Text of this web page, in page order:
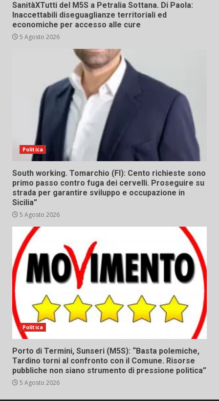
SanitàXTutti del M5S a Petralia Sottana. Di Paola:
Inaccettabili diseguaglianze territoriali ed
economiche per accesso alle cure
5 Agosto 2026
Politica
South working. Tomarchio (FI): Cento richieste sono
primo passo contro fuga dei cervelli. Proseguire su
strada per garantire sviluppo e occupazione in
Sicilia”
5 Agosto 2026
Politica
Porto di Termini, Sunseri (M5S): “Basta polemiche,
Tardino torni al confronto con il Comune. Risorse
pubbliche non siano strumento di pressione politica”
5 Agosto 2026